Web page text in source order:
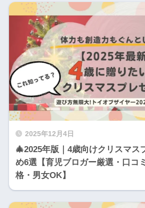
2025年12月4日
🎄2025年版｜4歳向けクリスマス
め6選【育児ブロガー厳選・口コ
格・男女OK】